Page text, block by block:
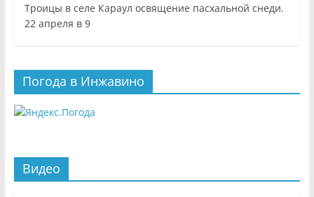
Троицы в селе Караул освящение пасхальной снеди.
22 апреля в 9
Погода в Инжавино
Видео